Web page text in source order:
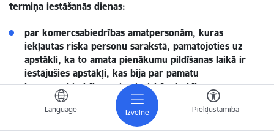
Izvēlne
Language Piekļūstamība
termiņa iestāšanās dienas:
par komercsabiedrības amatpersonām, kuras
iekļautas riska personu sarakstā, pamatojoties uz
apstākli, ka to amata pienākumu pildīšanas laikā ir
iestājušies apstākļi, kas bija par pamatu
komercsabiedrības saimnieciskās darbības
apturēšanai.
Ņemot vērā, ka komercsabiedrības saimnieciskā darbība tiek